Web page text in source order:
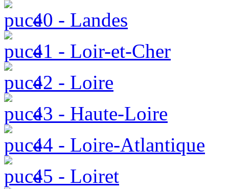
40 - Landes
41 - Loir-et-Cher
42 - Loire
43 - Haute-Loire
44 - Loire-Atlantique
45 - Loiret